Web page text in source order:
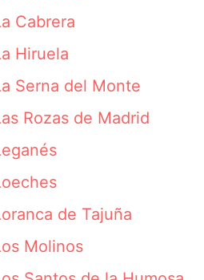
Cabrera
Hiruela
Serna del Monte
Rozas de Madrid
de Tajuña
Molinos